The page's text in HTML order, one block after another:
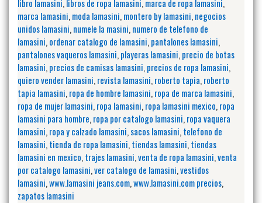
libro lamasini,libros de ropa lamasini,marca de ropa lamasini,
marca lamasini,moda lamasini,montero by lamasini,negocios
unidos lamasini,numele la masini,numero de telefono de
lamasini,ordenar catalogo de lamasini,pantalones lamasini,
pantalones vaqueros lamasini,playeras lamasini,precio de botas
lamasini,precios de camisas lamasini,precios de ropa lamasini,
quiero vender lamasini,revista lamasini,roberto tapia,roberto
tapia lamasini,ropa de hombre lamasini,ropa de marca lamasini,
ropa de mujer lamasini,ropa lamasini,ropa lamasini mexico,ropa
lamasini para hombre,ropa por catalogo lamasini,ropa vaquera
lamasini,ropa y calzado lamasini,sacos lamasini,telefono de
lamasini,tienda de ropa lamasini,tiendas lamasini,tiendas
lamasini en mexico,trajes lamasini,venta de ropa lamasini,venta
por catalogo lamasini,ver catalogo de lamasini,vestidos
lamasini,www.lamasini jeans.com,www.lamasini.com precios,
zapatos lamasini